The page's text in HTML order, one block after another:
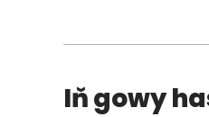
Iň gowy